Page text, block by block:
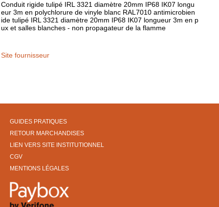
Conduit rigide tulipé IRL 3321 diamètre 20mm IP68 IK07 longu
eur 3m en polychlorure de vinyle blanc RAL7010 antimicrobien
ide tulipé IRL 3321 diamètre 20mm IP68 IK07 longueur 3m en p
ux et salles blanches - non propagateur de la flamme
Site fournisseur
GUIDES PRATIQUES
RETOUR MARCHANDISES
LIEN VERS SITE INSTITUTIONNEL
CGV
MENTIONS LÉGALES